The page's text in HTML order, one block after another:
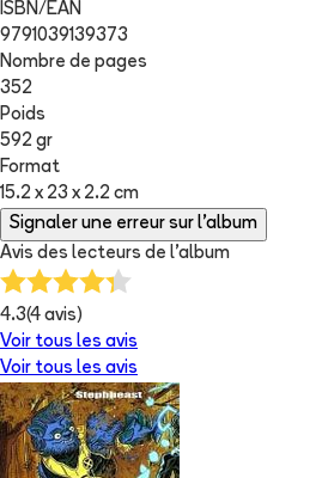
ISBN/EAN
9791039139373
Nombre de pages
352
Poids
592 gr
Format
15.2 x 23 x 2.2 cm
Signaler une erreur sur l'album
Avis des lecteurs de l'album
4.3(4 avis)
Voir tous les avis
Voir tous les avis